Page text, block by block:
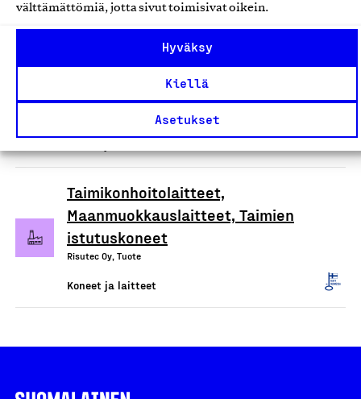
välttämättömiä, jotta sivut toimisivat oikein.
Hyväksy
Kiellä
Asetukset
Innostin - invatuolin nostinlaite
Esteetön Suomi Oy, Tuote
Taimikonhoitolaitteet,
Maanmuokkauslaitteet, Taimien
istutuskoneet
Risutec Oy, Tuote
Koneet ja laitteet